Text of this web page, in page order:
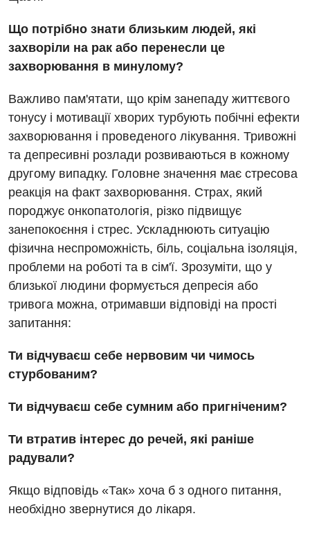
Інтернатура
Енциклопедія
Відгуки
Діагностичне відділення
Ендоскопічне відділення
Рентгенографія
УЗД
Декларування
Що потрібно знати близьким людей, які
захворіли на рак або перенесли це
захворювання в минулому?
Важливо пам'ятати, що крім занепаду життєвого
тонусу і мотивації хворих турбують побічні ефекти
захворювання і проведеного лікування. Тривожні
та депресивні розлади розвиваються в кожному
другому випадку. Головне значення має стресова
реакція на факт захворювання. Страх, який
породжує онкопатологія, різко підвищує
занепокоєння і стрес. Ускладнюють ситуацію
фізична неспроможність, біль, соціальна ізоляція,
проблеми на роботі та в сім'ї. Зрозуміти, що у
близької людини формується депресія або
тривога можна, отримавши відповіді на прості
запитання:
Ти відчуваєш себе нервовим чи чимось
стурбованим?
Ти відчуваєш себе сумним або пригніченим?
Ти втратив інтерес до речей, які раніше
радували?
Якщо відповідь «Так» хоча б з одного питання,
необхідно звернутися до лікаря.